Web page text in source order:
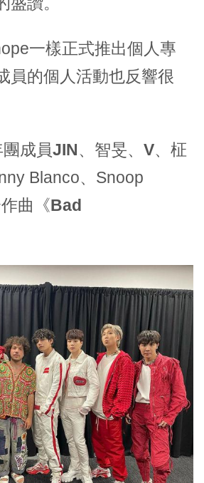
一樣正式推出個人專
員的個人活動也反響很
成員JIN、智旻、V、柾
Blanco、Snoop
曲
《Bad